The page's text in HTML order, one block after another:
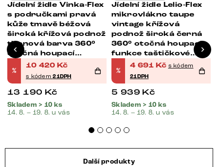
Jídelní židle Vinka-Flex
s područkami pravá
kůže tmavě béžová
široká křížová podnož
titanová barva 360°
otočná houpací
funkce taštičkové
pružiny
%
10 420 Kč
s kódem21DPH
13 190 Kč
Skladem > 10 ks
14. 8. – 19. 8. u vás
Jídelní židle Lelio-Flex
mikrovlákno taupe
vintage křížová
podnož široká černá
360° otočná houpací
funkce taštičkové
pružiny
%
4 691 Kč s kódem
21DPH
5 939 Kč
Skladem > 10 ks
14. 8. – 19. 8. u vás
Další produkty